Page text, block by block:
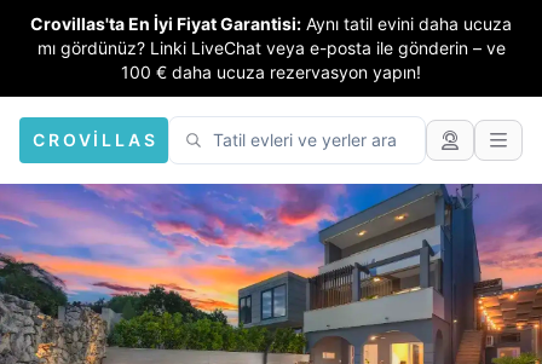
Crovillas'ta En İyi Fiyat Garantisi: Aynı tatil evini daha ucuza
mı gördünüz? Linki LiveChat veya e-posta ile gönderin – ve
100 € daha ucuza rezervasyon yapın!
CROVILLAS